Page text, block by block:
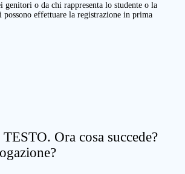
genitori o da chi rappresenta lo studente o la
possono effettuare la registrazione in prima
Ora cosa succede?